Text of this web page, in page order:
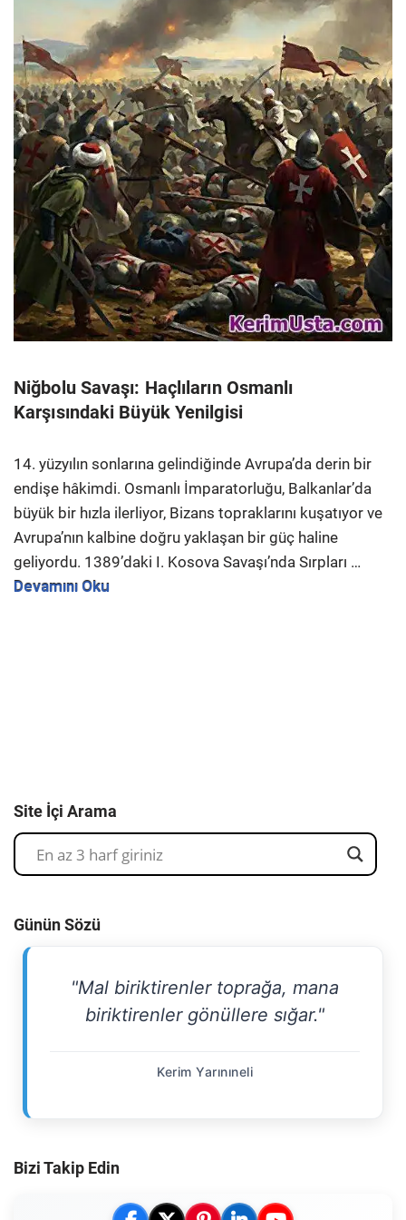
Niğbolu Savaşı: Haçlıların Osmanlı
Karşısındaki Büyük Yenilgisi
14. yüzyılın sonlarına gelindiğinde Avrupa’da derin bir
endişe hâkimdi. Osmanlı İmparatorluğu, Balkanlar’da
büyük bir hızla ilerliyor, Bizans topraklarını kuşatıyor ve
Avrupa’nın kalbine doğru yaklaşan bir güç haline
geliyordu. 1389’daki I. Kosova Savaşı’nda Sırpları …
Devamını Oku
Site İçi Arama
Günün Sözü
"Mal biriktirenler toprağa, mana
biriktirenler gönüllere sığar."
Kerim Yarınıneli
Bizi Takip Edin